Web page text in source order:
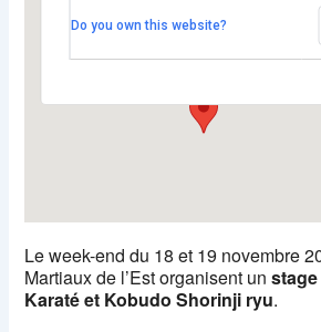
Voir Évènements
Do you own this website?
Le week-end du 18 et 19 novembre
Martiaux de l’Est organisent un
Karaté et Kobudo Shorinji ryu.